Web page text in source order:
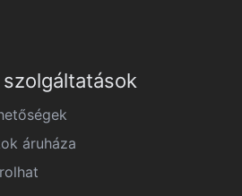
szolgáltatások
áruháza